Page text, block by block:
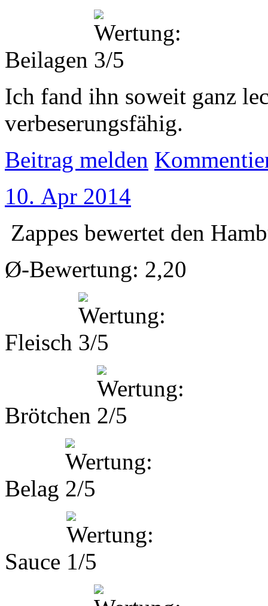
Beilagen
Ich fand ihn soweit ganz
verbeserungsfähig.
Beitrag melden
10. Apr 2014
Zappes bewertet den
Ø-Bewertung: 2,20
Fleisch
Brötchen
Belag
Sauce